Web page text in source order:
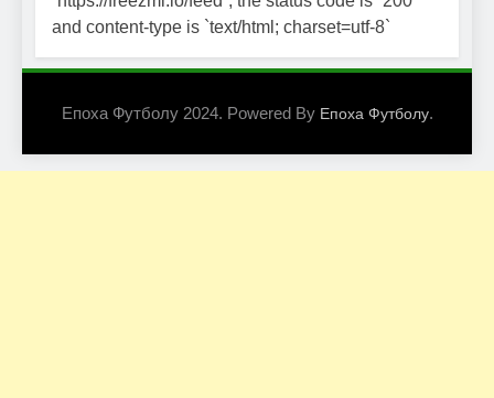
and content-type is `text/html; charset=utf-8`
Епоха Футболу 2024. Powered By Епоха Футболу.